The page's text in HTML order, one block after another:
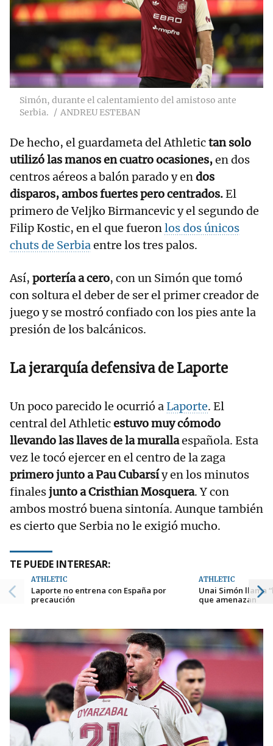
Simón, durante el calentamiento del amistoso ante
Serbia.
ANDREU ESTEBAN
De hecho, el guardameta del Athletictan solo
utilizó las manos en cuatro ocasiones,en dos
centros aéreos a balón parado y endos
disparos, ambos fuertes pero centrados.El
primero de Veljko Birmancevic y el segundo de
Filip Kostic, en el que fueronlos dos únicos
chuts de Serbiaentre los tres palos.
Así, portería a cero, con un Simón que tomó
con soltura el deber de ser el primer creador de
juego y se mostró confiado con los pies ante la
presión de los balcánicos.
La jerarquía defensiva de Laporte
Un poco parecido le ocurrió aLaporte. El
central del Athleticestuvo muy cómodo
llevando las llaves de la murallaespañola. Esta
vez le tocó ejercer en el centro de la zaga
primero junto a Pau Cubarsíy en los minutos
finalesjunto a Cristhian Mosquera. Y con
ambos mostró buena sintonía. Aunque también
es cierto que Serbia no le exigió mucho.
TE PUEDE INTERESAR:
ATHLETIC
Laporte no entrena con España por
precaución
ATHLETIC
Unai Simón llama
que amenazan